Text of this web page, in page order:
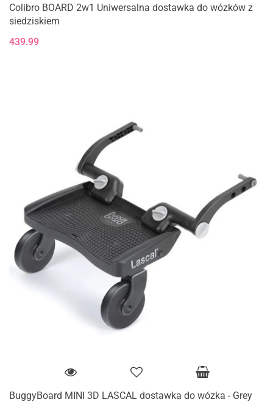
Colibro BOARD 2w1 Uniwersalna dostawka do wózków z
siedziskiem
439.99
BuggyBoard MINI 3D LASCAL dostawka do wózka - Grey